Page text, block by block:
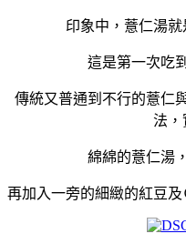
印象中，薏仁湯就
這是第一次吃
傳統又普通到不行的薏仁
法，
綿綿的薏仁湯
再加入一旁的細緻的紅豆